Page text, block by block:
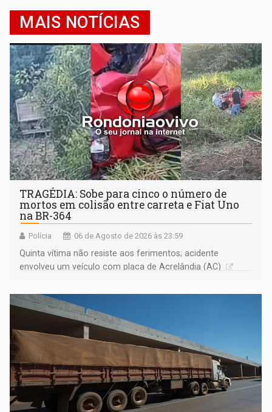
MAIS NOTÍCIAS
TRAGÉDIA: Sobe para cinco o número de
mortos em colisão entre carreta e Fiat Uno
na BR-364
Polícia 06 de Agosto de 2026 às 23:59
Quinta vítima não resiste aos ferimentos; acidente
envolveu um veículo com placa de Acrelândia (AC)